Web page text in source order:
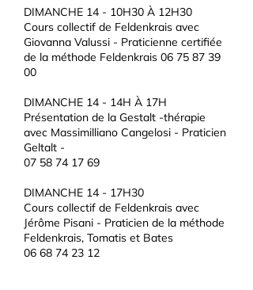
DIMANCHE 14 - 10H30 À 12H30
Cours collectif de Feldenkrais avec
Giovanna Valussi - Praticienne certifiée
de la méthode Feldenkrais 06 75 87 39
00
DIMANCHE 14 - 14H À 17H
Présentation de la Gestalt -thérapie
avec Massimilliano Cangelosi - Praticien
Geltalt -
07 58 74 17 69
DIMANCHE 14 - 17H30
Cours collectif de Feldenkrais avec
Jérôme Pisani - Praticien de la méthode
Feldenkrais, Tomatis et Bates
06 68 74 23 12